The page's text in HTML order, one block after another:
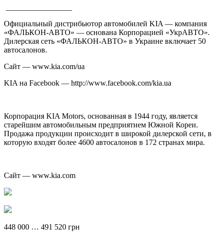
Официальный дистрибьютор автомобилей KIA — компания
«ФАЛЬКОН-АВТО» — основана Корпорацией «УкрАВТО».
Дилерская сеть «ФАЛЬКОН-АВТО» в Украине включает 50
автосалонов.
Сайт — www.kia.com/ua
KIA на Facebook — http://www.facebook.com/kia.ua
Корпорация KIA Motors, основанная в 1944 году, является
старейшим автомобильным предприятием Южной Кореи.
Продажа продукции происходит в широкой дилерской сети, в
которую входят более 4600 автосалонов в 172 странах мира.
Сайт — www.kia.com
448 000 … 491 520 грн